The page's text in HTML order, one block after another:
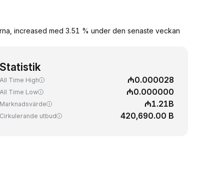
increased med 3.51 % under den senaste veckan
Statistik
All Time High ₼0.000028
All Time Low ₼0.000000
Marknadsvärde ₼1.21B
Cirkulerande utbud 420,690.00 B